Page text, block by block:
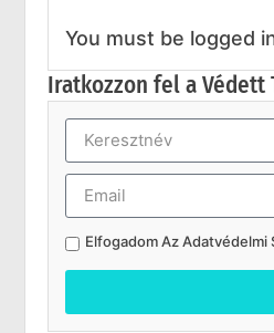
You must be logged
Iratkozzon fel a
Elfogadom AzAdatvédelmi